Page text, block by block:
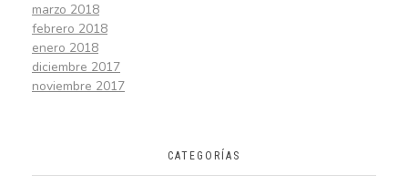
marzo 2018
febrero 2018
enero 2018
diciembre 2017
noviembre 2017
CATEGORÍAS